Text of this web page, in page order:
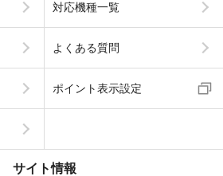
対応機種一覧
よくある質問
ポイント表示設定
サイト情報